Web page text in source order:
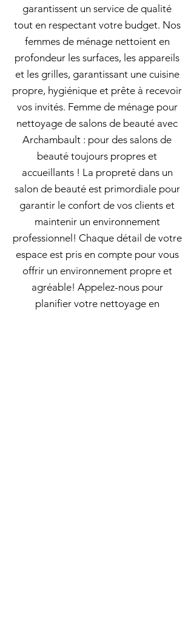
garantissent un service de qualité
tout en respectant votre budget. Nos
femmes de ménage nettoient en
profondeur les surfaces, les appareils
et les grilles, garantissant une cuisine
propre, hygiénique et prête à recevoir
vos invités. Femme de ménage pour
nettoyage de salons de beauté avec
Archambault : pour des salons de
beauté toujours propres et
accueillants ! La propreté dans un
salon de beauté est primordiale pour
garantir le confort de vos clients et
maintenir un environnement
professionnel! Chaque détail de votre
espace est pris en compte pour vous
offrir un environnement propre et
agréable! Appelez-nous pour
planifier votre nettoyage en